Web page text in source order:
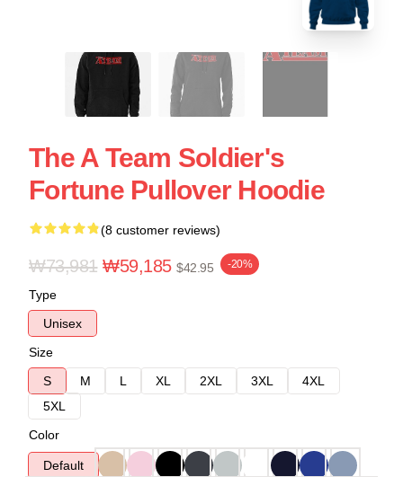
The A Team Soldier's
Fortune Pullover Hoodie
(8 customer reviews)
₩73,981 ₩59,185 $42.95 -20%
Type
Unisex
Size
S
M L XL 2XL 3XL
4XL
5XL
Color
Default